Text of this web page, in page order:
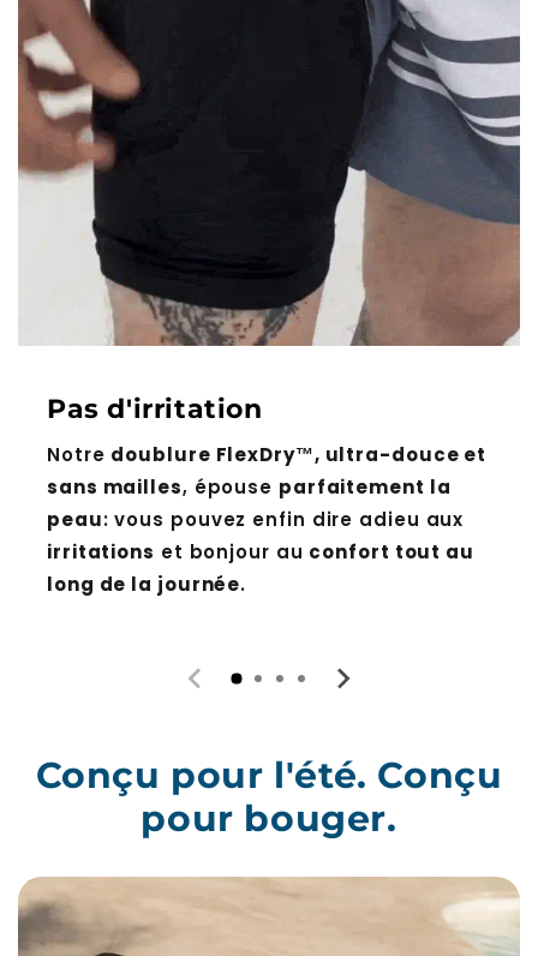
Pas d'irritation
Notre doublure FlexDry™, ultra-douce et
sans mailles, épouse parfaitement la
peau: vous pouvez enfin dire adieu aux
irritations et bonjour au confort tout au
long de la journée.
Conçu pour l'été. Conçu
pour bouger.